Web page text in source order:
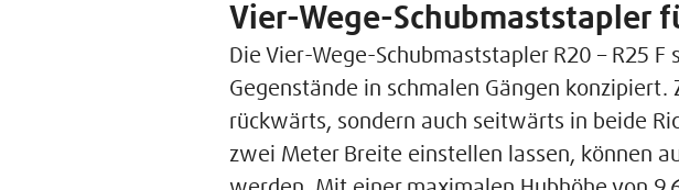
Vier-Wege-Schubmaststapler
Die Vier-Wege-Schubmaststapler R20 – R25
Gegenstände in schmalen Gängen
rückwärts, sondern auch seitwärts in beide
zwei Meter Breite einstellen lassen, können